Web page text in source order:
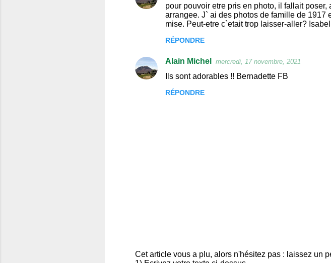
n
r
e
pour pouvoir etre pris en photo, il fallait
arrangee. J` ai des photos de famille de 1917
mise. Peut-etre c`etait trop laisser-aller?
RÉPONDRE
Alain Michel mercredi, 17 novembre, 2021
Ils sont adorables !! Bernadette FB
RÉPONDRE
Cet article vous a plu, alors n'hésitez pas : laissez un